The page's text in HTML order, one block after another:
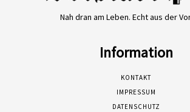
Nah dran am Leben. Echt aus der
Information
KONTAKT
IMPRESSUM
DATENSCHUTZ